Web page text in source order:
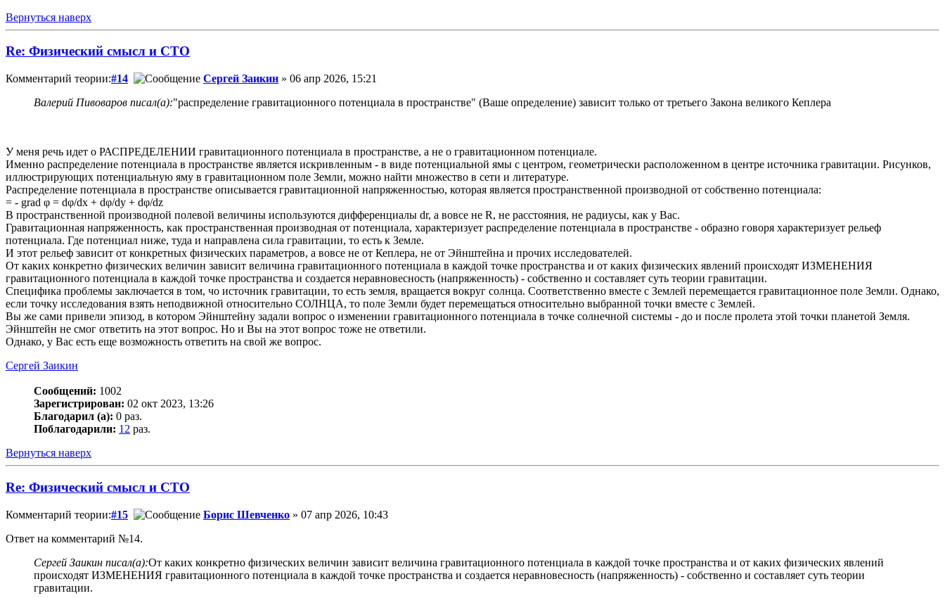
Вернуться наверх
Re: Физический смысл и СТО
Комментарий теории:#14 Сергей Заикин » 06 апр 2026, 15:21
Валерий Пивоваров писал(а):"распределение гравитационного потенциала в пространстве" (Ваше определение) зависит только от третьего Закона великого Кеплера
У меня речь идет о РАСПРЕДЕЛЕНИИ гравитационного потенциала в пространстве, а не о гравитационном потенциале.
Именно распределение потенциала в пространстве является искривленным - в виде потенциальной ямы с центром, геометрически расположенном в центре источника гравитации. Рисунков,
иллюстрирующих потенциальную яму в гравитационном поле Земли, можно найти множество в сети и литературе.
Распределение потенциала в пространстве описывается гравитационной напряженностью, которая является пространственной производной от собственно потенциала:
= - grad φ = dφ/dx + dφ/dy + dφ/dz
В пространственной производной полевой величины используются дифференциалы dr, а вовсе не R, не расстояния, не радиусы, как у Вас.
Гравитационная напряженность, как пространственная производная от потенциала, характеризует распределение потенциала в пространстве - образно говоря характеризует рельеф
потенциала. Где потенциал ниже, туда и направлена сила гравитации, то есть к Земле.
И этот рельеф зависит от конкретных физических параметров, а вовсе не от Кеплера, не от Эйнштейна и прочих исследователей.
От каких конкретно физических величин зависит величина гравитационного потенциала в каждой точке пространства и от каких физических явлений происходят ИЗМЕНЕНИЯ
гравитационного потенциала в каждой точке пространства и создается неравновесность (напряженность) - собственно и составляет суть теории гравитации.
Специфика проблемы заключается в том, чо источник гравитации, то есть земля, вращается вокруг солнца. Соответственно вместе с Землей перемещается гравитационное поле Земли. Однако,
если точку исследования взять неподвижной относительно СОЛНЦА, то поле Земли будет перемещаться относительно выбранной точки вместе с Землей.
Вы же сами привели эпизод, в котором Эйнштейну задали вопрос о изменении гравитационного потенциала в точке солнечной системы - до и после пролета этой точки планетой Земля.
Эйнштейн не смог ответить на этот вопрос. Но и Вы на этот вопрос тоже не ответили.
Однако, у Вас есть еще возможность ответить на свой же вопрос.
Сергей Заикин
Сообщений: 1002
Зарегистрирован: 02 окт 2023, 13:26
Благодарил (а): 0 раз.
Поблагодарили: 12 раз.
Вернуться наверх
Re: Физический смысл и СТО
Комментарий теории:#15 Борис Шевченко » 07 апр 2026, 10:43
Ответ на комментарий №14.
Сергей Заикин писал(а):От каких конкретно физических величин зависит величина гравитационного потенциала в каждой точке пространства и от каких физических явлений
происходят ИЗМЕНЕНИЯ гравитационного потенциала в каждой точке пространства и создается неравновесность (напряженность) - собственно и составляет суть теории
гравитации.